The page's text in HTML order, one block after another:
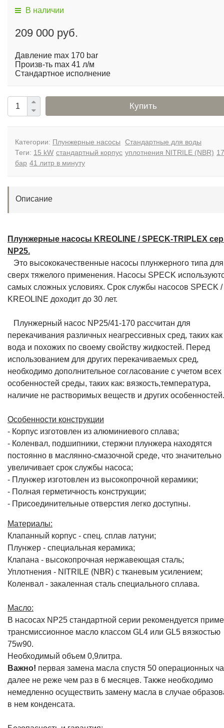
В наличии
209 000 руб.
Давление max 170 bar
Произв-ть max 41 л/м
Стандартное исполнение
Купить
Категории: Плунжерные насосы
Стандартные для воды
Теги: 15 kW стандартный корпус уплотнения NITRILE (NBR)
бар
41 литр в минуту
Описание
Плунжерные насосы KREOLINE / SPECK-TRIPLEX
NP25.
Это высококачественные насосы плунжерного типа для
сверх тяжелого применения. Насосы SPECK
самых сложных условиях. Срок службы насосов SPECK /
KREOLINE доходит до 30 лет.
Плунжерный насос NP25/41-170 рассчитан для
перекачивания различных неагрессивных сред, таких как
вода и похожих по своему свойству жидкостей. Перед
использованием для других перекачиваемых сред,
необходимо дополнительное согласование с учетом всех
особенностей среды, таких как: вязкость,температура,
наличие не растворимых веществ и других особенностей.
Особенности конструкции
- Корпус изготовлен из алюминиевого сплава;
- Коленвал, подшипники, стержни плунжера находятся
постоянно в маслянно-смазочной среде, что значительно
увеличивает срок службы насоса;
- Плунжер изготовлен из высокопрочной керамики;
- Полная герметичность конструкции;
- Присоединительные отверстия легко доступны.
Материалы:
Клапанный корпус - спец. cплав латуни;
Плунжер - специальная керамика;
Клапана - высокопрочная нержавеющая сталь;
Уплотнения - NITRILE (NBR) с тканевым усилением;
Коленвал - закаленная сталь специального сплава.
Масло:
В насосах NP25 стандартной серии рекомендуется
трансмиссионное масло классом GL4 или GL5 вязкостью
75w90.
Необходимый объем 0,9литра.
Важно! первая замена масла спустя 50 операционных
далее не реже чем раз в 6 месяцев. Также необходимо
немедленно осуществить замену масла в случае
в нем конденсата.
Безопасность и гарантия: